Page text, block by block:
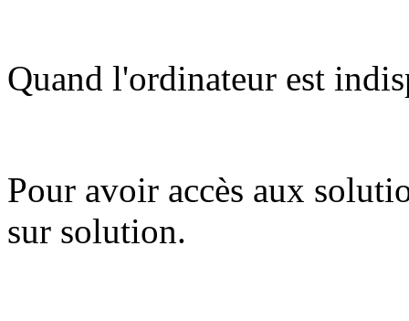
Quand l'ordinateur est
Pour avoir accès aux
sur solution.